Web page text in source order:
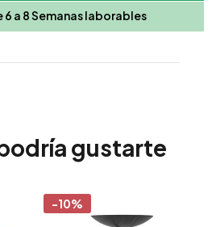
6 a 8 Semanas laborables
gustarte
-10%